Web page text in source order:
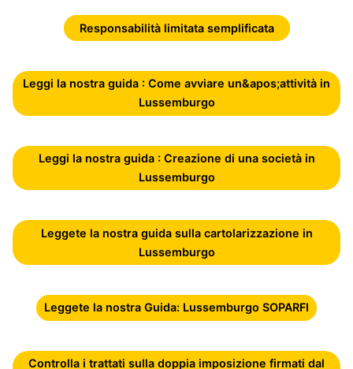
Responsabilità limitata semplificata
Leggi la nostra guida : Come avviare un&apos;attività in
Lussemburgo
Leggi la nostra guida : Creazione di una società in
Lussemburgo
Leggete la nostra guida sulla cartolarizzazione in
Lussemburgo
Leggete la nostra Guida: Lussemburgo SOPARFI
Controlla i trattati sulla doppia imposizione firmati dal